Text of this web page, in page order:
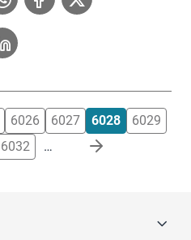
6026 6027 6028
6029
6032 …